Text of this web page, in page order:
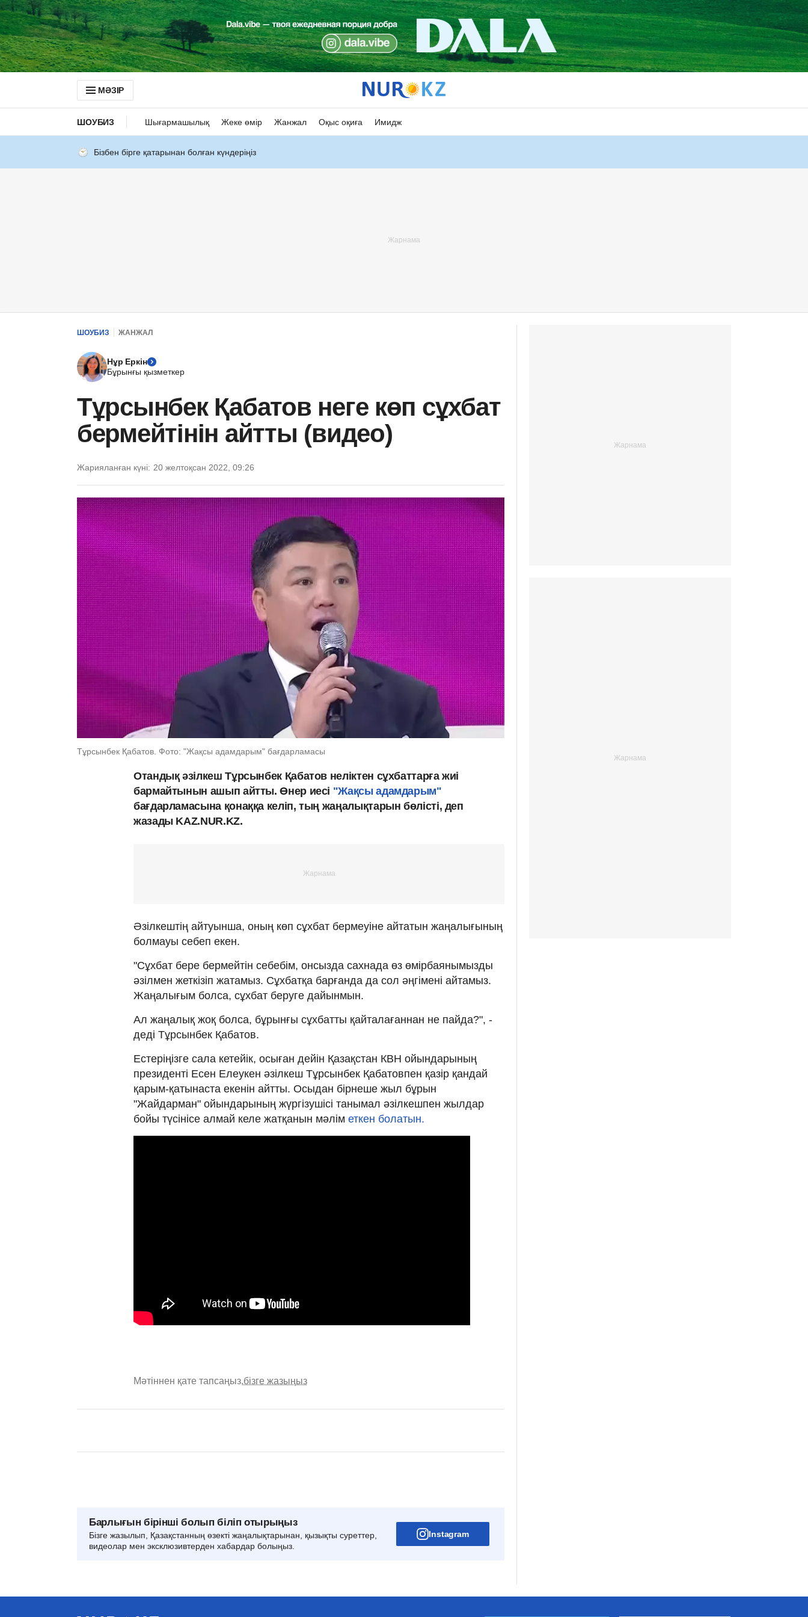
МӘЗІР
ШОУБИЗ Шығармашылық Жеке өмір Жанжал Оқыс оқиға Имидж
Бізбен бірге қатарынан болған күндеріңіз
ШОУБИЗ ЖАНЖАЛ
Нұр Еркін
Бұрынғы қызметкер
Тұрсынбек Қабатов неге көп сұхбат
бермейтінін айтты (видео)
Жарияланған күні: 20 желтоқсан 2022, 09:26
Тұрсынбек Қабатов. Фото: "Жақсы адамдарым" бағдарламасы
Отандық әзілкеш Тұрсынбек Қабатов неліктен сұхбаттарға жиі
бармайтынын ашып айтты. Өнер иесі "Жақсы адамдарым"
бағдарламасына қонаққа келіп, тың жаңалықтарын бөлісті, деп
жазады KAZ.NUR.KZ.
Әзілкештің айтуынша, оның көп сұхбат бермеуіне айтатын жаңалығының
болмауы себеп екен.
"Сұхбат бере бермейтін себебім, онсызда сахнада өз өмірбаянымызды
әзілмен жеткізіп жатамыз. Сұхбатқа барғанда да сол әңгімені айтамыз.
Жаңалығым болса, сұхбат беруге дайынмын.
Ал жаңалық жоқ болса, бұрынғы сұхбатты қайталағаннан не пайда?", -
деді Тұрсынбек Қабатов.
Естеріңізге сала кетейік, осыған дейін Қазақстан КВН ойындарының
президенті Есен Елеукен әзілкеш Тұрсынбек Қабатовпен қазір қандай
қарым-қатынаста екенін айтты. Осыдан бірнеше жыл бұрын
"Жайдарман" ойындарының жүргізушісі танымал әзілкешпен жылдар
бойы түсінісе алмай келе жатқанын мәлім еткен болатын.
Мәтіннен қате тапсаңыз,бізге жазыңыз
Барлығын бірінші болып біліп отырыңыз
Бізге жазылып, Қазақстанның өзекті жаңалықтарынан, қызықты суреттер,
видеолар мен эксклюзивтерден хабардар болыңыз.
Instagram